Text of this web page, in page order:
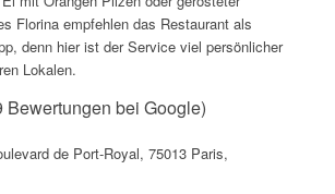
Florina empfehlen das Restaurant als
denn hier ist der Service viel persönlicher
Lokalen.
Bewertungen bei Google)
de Port-Royal, 75013 Paris,